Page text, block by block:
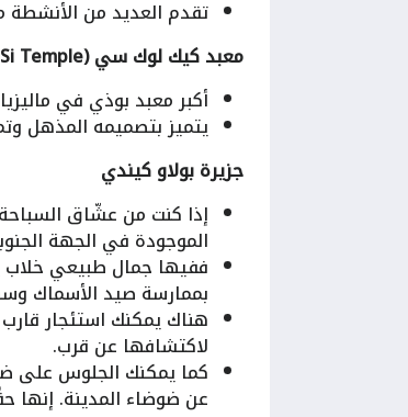
تقدم العديد من الأنشطة
معبد كيك لوك سي (Kek Lok Si Temple)
أكبر معبد بوذي في
يتميز بتصميمه المذهل
جزيرة بولاو كيندي
إذا كنت من عشّاق السباحة
الموجودة في الجهة
ففيها جمال طبيعي خلاب
بممارسة صيد الأسماك
هناك يمكنك استئجار
لاكتشافها عن قرب.
كما يمكنك الجلوس على
عن ضوضاء المدينة. إنها